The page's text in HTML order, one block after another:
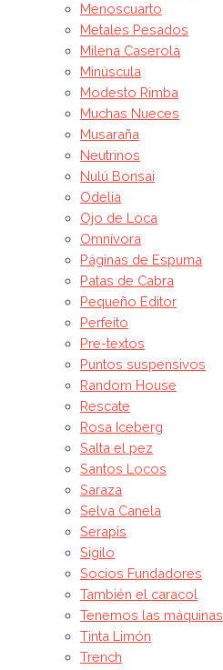
Menoscuarto
Metales Pesados
Milena Caserola
Minúscula
Modesto Rimba
Muchas Nueces
Musaraña
Neutrinos
Nulú Bonsai
Odelia
Ojo de Loca
Omnívora
Páginas de Espuma
Patas de Cabra
Pequeño Editor
Perfeito
Pre-textos
Puntos suspensivos
Random House
Rescate
Rosa Iceberg
Salta el pez
Santos Locos
Saraza
Selva Canela
Serapis
Sigilo
Socios Fundadores
También el caracol
Tenemos las máquinas
Tinta Limón
Trench